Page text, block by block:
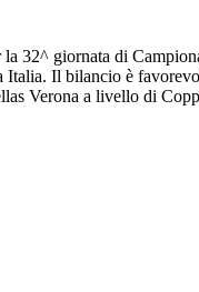
32^ giornata di
Il bilancio è
Verona a livello di